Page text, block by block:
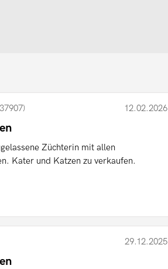
12.02.2026
Züchterin mit allen
Kater und Katzen zu verkaufen.
29.12.2025